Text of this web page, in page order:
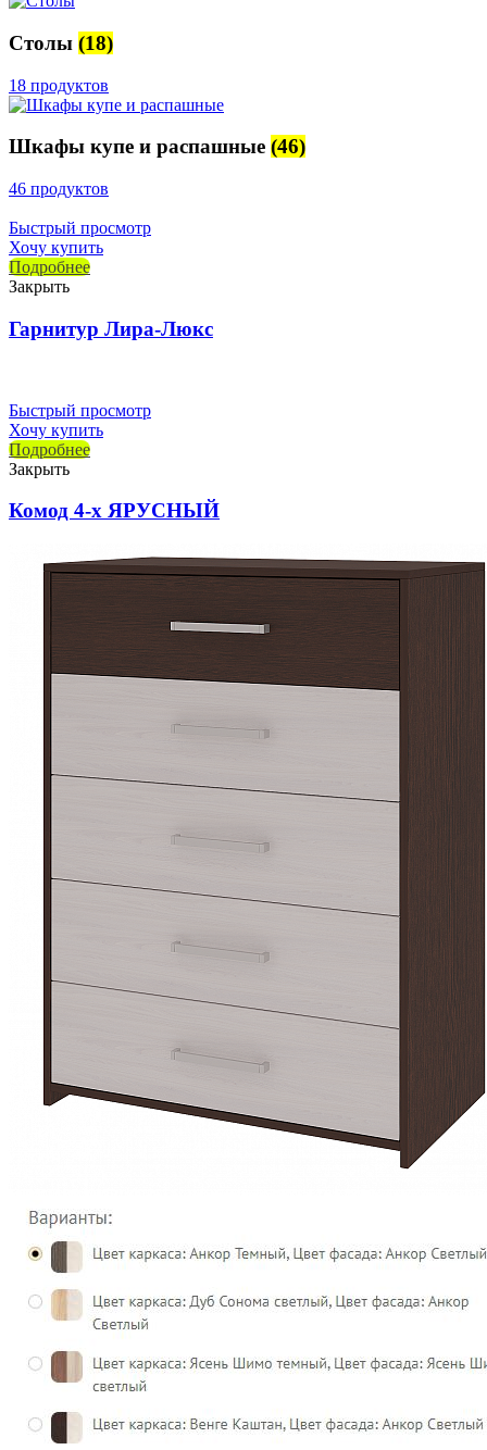
Столы (18)
18 продуктов
Шкафы купе и распашные (46)
46 продуктов
Быстрый просмотр
Хочу купить
Подробнее
Закрыть
Гарнитур Лира-Люкс
Быстрый просмотр
Хочу купить
Подробнее
Закрыть
Комод 4-х ЯРУСНЫЙ